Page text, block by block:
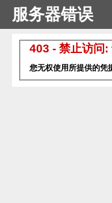
服务器错误
403 - 禁止访问:
您无权使用所提供的凭